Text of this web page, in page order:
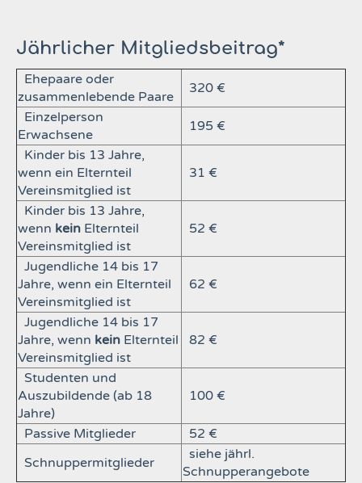
Jährlicher Mitgliedsbeitrag*
Ehepaare oder
zusammenlebende Paare
320 €
Einzelperson
Erwachsene
195 €
Kinder bis 13 Jahre,
wenn ein Elternteil
Vereinsmitglied ist
31 €
Kinder bis 13 Jahre,
wenn kein Elternteil
Vereinsmitglied ist
52 €
Jugendliche 14 bis 17
Jahre, wenn ein Elternteil
Vereinsmitglied ist
62 €
Jugendliche 14 bis 17
Jahre, wenn kein Elternteil
Vereinsmitglied ist
82 €
Studenten und
Auszubildende (ab 18
Jahre)
100 €
Passive Mitglieder
52 €
Schnuppermitglieder
siehe jährl.
Schnupperangebote